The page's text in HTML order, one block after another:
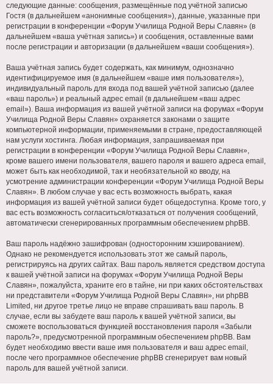
следующие данные: сообщения, размещённые под учётной записью
Гостя (в дальнейшем «анонимные сообщения»), данные, указанные при
регистрации в конференции «Форум Училища Родной Веры Славян» (в
дальнейшем «ваша учётная запись») и сообщения, оставленные вами
после регистрации и авторизации (в дальнейшем «ваши сообщения»).
Ваша учётная запись будет содержать, как минимум, однозначно
идентифицируемое имя (в дальнейшем «ваше имя пользователя»),
индивидуальный пароль для входа под вашей учётной записью (далее
«ваш пароль») и реальный адрес email (в дальнейшем «ваш адрес
email»). Ваша информация из вашей учётной записи на форумах «Форум
Училища Родной Веры Славян» охраняется законами о защите
компьютерной информации, применяемыми в стране, предоставляющей
нам услуги хостинга. Любая информация, запрашиваемая при
регистрации в конференции «Форум Училища Родной Веры Славян»,
кроме вашего имени пользователя, вашего пароля и вашего адреса email,
может быть как необходимой, так и необязательной ко вводу, на
усмотрение администрации конференции «Форум Училища Родной Веры
Славян». В любом случае у вас есть возможность выбрать, какая
информация из вашей учётной записи будет общедоступна. Кроме того, у
вас есть возможность согласиться/отказаться от получения сообщений,
автоматически сгенерированных программным обеспечением phpBB.
Ваш пароль надёжно зашифрован (односторонним хэшированием).
Однако не рекомендуется использовать этот же самый пароль,
регистрируясь на других сайтах. Ваш пароль является средством доступа
к вашей учётной записи на форумах «Форум Училища Родной Веры
Славян», пожалуйста, храните его в тайне, ни при каких обстоятельствах
ни представители «Форум Училища Родной Веры Славян», ни phpBB
Limited, ни другое третье лицо не вправе спрашивать ваш пароль. В
случае, если вы забудете ваш пароль к вашей учётной записи, вы
сможете воспользоваться функцией восстановления пароля «Забыли
пароль?», предусмотренной программным обеспечением phpBB. Вам
будет необходимо ввести ваше имя пользователя и ваш адрес email,
после чего программное обеспечение phpBB сгенерирует вам новый
пароль для вашей учётной записи.